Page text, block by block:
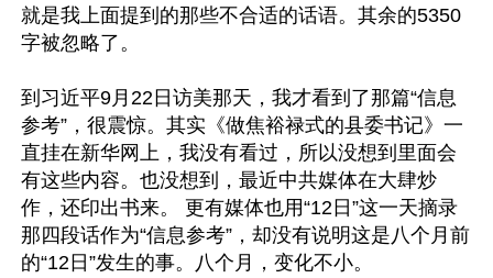
就是我上面提到的那些不合适的话语。其余的5350
字被忽略了。
到习近平9月22日访美那天，我才看到了那篇“信息
参考”，很震惊。其实《做焦裕禄式的县委书记》一
直挂在新华网上，我没有看过，所以没想到里面会
有这些内容。也没想到，最近中共媒体在大肆炒
作，还印出书来。 更有媒体也用“12日”这一天摘录
那四段话作为“信息参考”，却没有说明这是八个月前
的“12日”发生的事。八个月，变化不小。